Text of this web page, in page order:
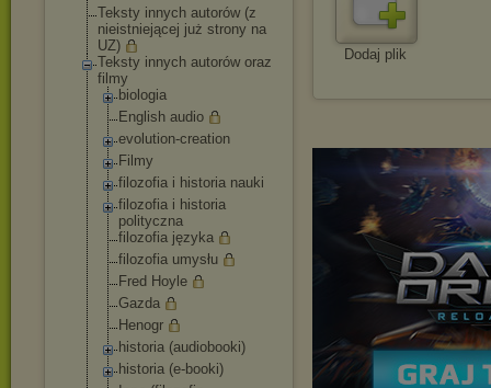
Teksty innych autorów (z
nieistniejącej już strony na
UZ)
Teksty innych autorów oraz
filmy
biologia
English audio
evolution-creation
Filmy
filozofia i historia nauki
filozofia i historia
polityczna
filozofia języka
filozofia umysłu
Fred Hoyle
Gazda
Henogr
historia (audiobooki)
historia (e-booki)
Dodaj plik